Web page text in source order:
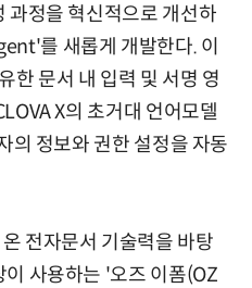
과정을 혁신적으로 개선하
를 새롭게 개발한다. 이
한 문서 내 입력 및 서명 영
X의 초거대 언어모델
의 정보와 권한 설정을 자동
전자문서 기술력을 바탕
사용하는 '오즈 이폼(OZ